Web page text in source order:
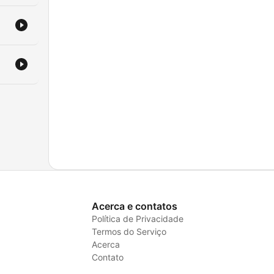
Acerca e contatos
Política de Privacidade
Termos do Serviço
Acerca
Contato